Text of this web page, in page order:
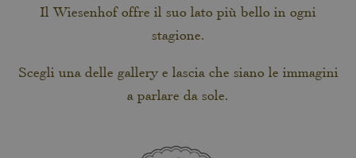
Il Wiesenhof offre il suo lato più bello in ogni
stagione.
Scegli una delle gallery e lascia che siano le immagini
a parlare da sole.